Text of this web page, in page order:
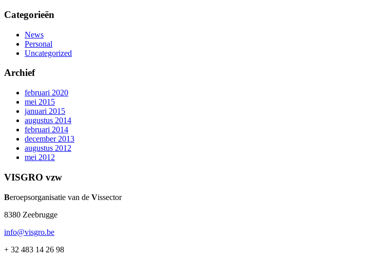
Categorieën
News
Personal
Uncategorized
Archief
februari 2020
mei 2015
januari 2015
augustus 2014
februari 2014
december 2013
augustus 2012
mei 2012
VISGRO vzw
Beroepsorganisatie van de Vissector
8380 Zeebrugge
info@visgro.be
+ 32 483 14 26 98